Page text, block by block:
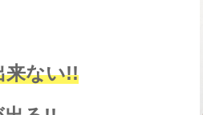
来ない!!